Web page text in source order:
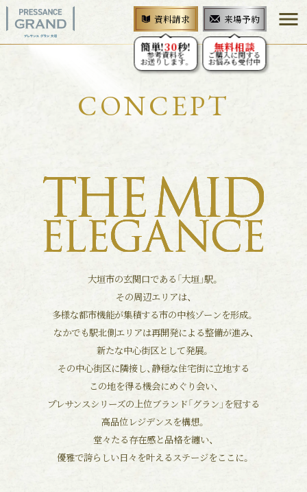
資料請求
簡単!30秒!
参考資料を
お送りします。
来場予約
無料相談
ご購入に関する
お悩みも受付中
menu
CONCEPT
大垣市の玄関口である「大垣」駅。
その周辺エリアは、
多様な都市機能が集積する市の中核ゾーンを形成。
なかでも駅北側エリアは再開発による整備が進み、
新たな中心街区として発展。
その中心街区に隣接し、静穏な住宅街に立地する
この地を得る機会にめぐり会い、
プレサンスシリーズの上位ブランド「グラン」を冠する
高品位レジデンスを構想。
堂々たる存在感と品格を纏い、
優雅で誇らしい日々を叶えるステージをここに。